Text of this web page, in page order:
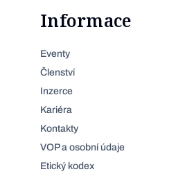
Informace
Eventy
Členství
Inzerce
Kariéra
Kontakty
VOP a osobní údaje
Etický kodex